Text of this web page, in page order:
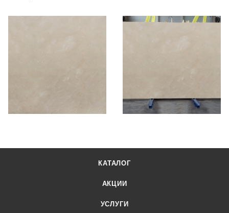
КАТАЛОГ
АКЦИИ
УСЛУГИ